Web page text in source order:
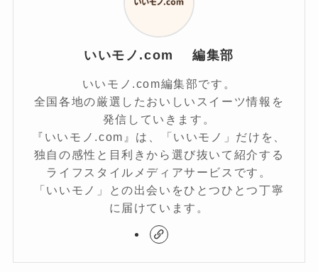
いいモノ.com 編集部
いいモノ.com編集部です。
全国各地の厳選したおいしいスイーツ情報を
発信していきます。
『いいモノ.com』は、「いいモノ」だけを、
独自の感性と目利きから選び抜いて紹介する
ライフスタイルメディアサービスです。
「いいモノ」との出会いをひとつひとつ丁寧
に届けています。